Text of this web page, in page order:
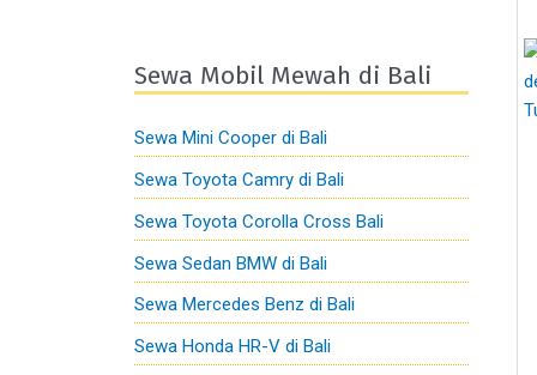
Sewa Mobil Mewah di Bali
Sewa Mini Cooper di Bali
Sewa Toyota Camry di Bali
Sewa Toyota Corolla Cross Bali
Sewa Sedan BMW di Bali
Sewa Mercedes Benz di Bali
Sewa Honda HR-V di Bali